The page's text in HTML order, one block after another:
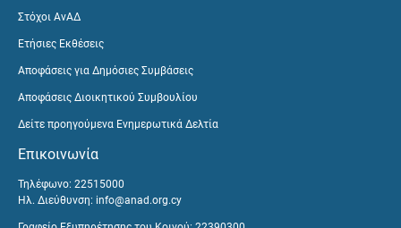
Στόχοι ΑνΑΔ
Ετήσιες Εκθέσεις
Αποφάσεις για Δημόσιες Συμβάσεις
Αποφάσεις Διοικητικού Συμβουλίου
Δείτε προηγούμενα Ενημερωτικά Δελτία
Επικοινωνία
Τηλέφωνο: 22515000
Ηλ. Διεύθυνση: info@anad.org.cy